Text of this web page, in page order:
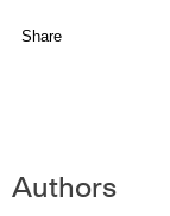
Share
Authors